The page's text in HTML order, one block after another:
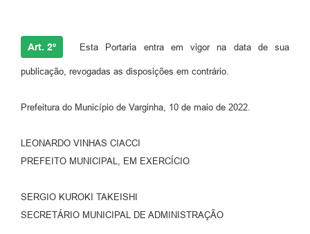
Art. 2º Esta Portaria entra em vigor na data de sua
publicação, revogadas as disposições em contrário.
Prefeitura do Município de Varginha, 10 de maio de 2022.
LEONARDO VINHAS CIACCI
PREFEITO MUNICIPAL, EM EXERCÍCIO
SERGIO KUROKI TAKEISHI
SECRETÁRIO MUNICIPAL DE ADMINISTRAÇÃO